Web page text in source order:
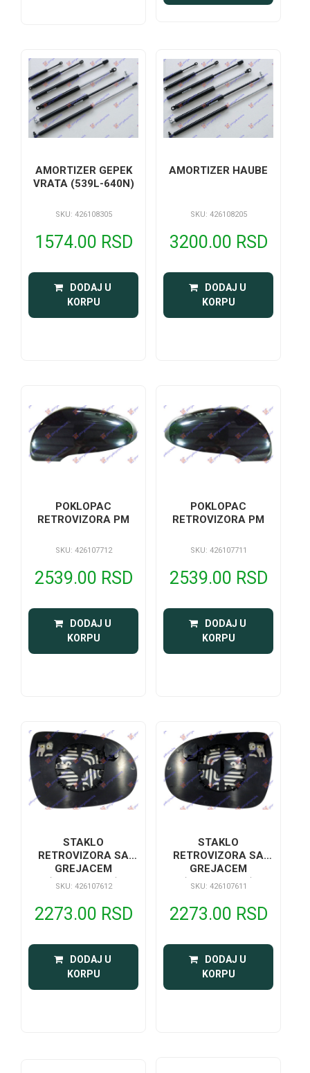
AMORTIZER GEPEK
VRATA (539L-640N)
SKU: 426108305
1574.00 RSD
DODAJ U
KORPU
AMORTIZER HAUBE
SKU: 426108205
3200.00 RSD
DODAJ U
KORPU
POKLOPAC
RETROVIZORA PM
SKU: 426107712
2539.00 RSD
DODAJ U
KORPU
POKLOPAC
RETROVIZORA PM
SKU: 426107711
2539.00 RSD
DODAJ U
KORPU
STAKLO
RETROVIZORA SA
GREJACEM
(KONVEKSNO)
SKU: 426107612
2273.00 RSD
DODAJ U
KORPU
STAKLO
RETROVIZORA SA
GREJACEM
(KONVEKSNO)
SKU: 426107611
2273.00 RSD
DODAJ U
KORPU